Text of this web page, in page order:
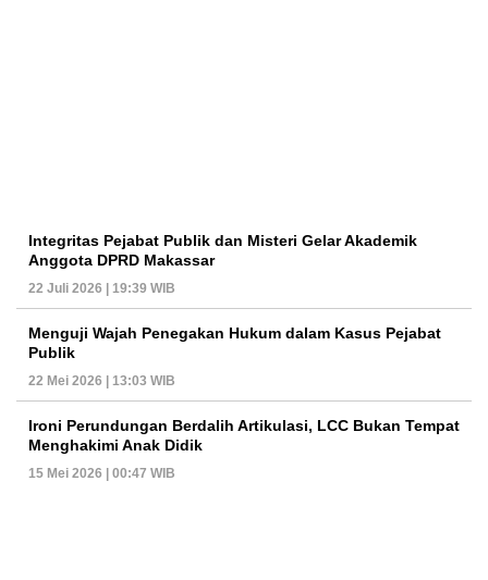
Integritas Pejabat Publik dan Misteri Gelar Akademik
Anggota DPRD Makassar
22 Juli 2026 | 19:39 WIB
Menguji Wajah Penegakan Hukum dalam Kasus Pejabat
Publik
22 Mei 2026 | 13:03 WIB
Ironi Perundungan Berdalih Artikulasi, LCC Bukan Tempat
Menghakimi Anak Didik
15 Mei 2026 | 00:47 WIB